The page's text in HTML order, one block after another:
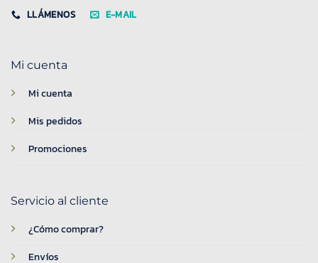
LLÁMENOS E-MAIL
Mi cuenta
Mi cuenta
Mis pedidos
Promociones
Servicio al cliente
¿Cómo comprar?
Envíos